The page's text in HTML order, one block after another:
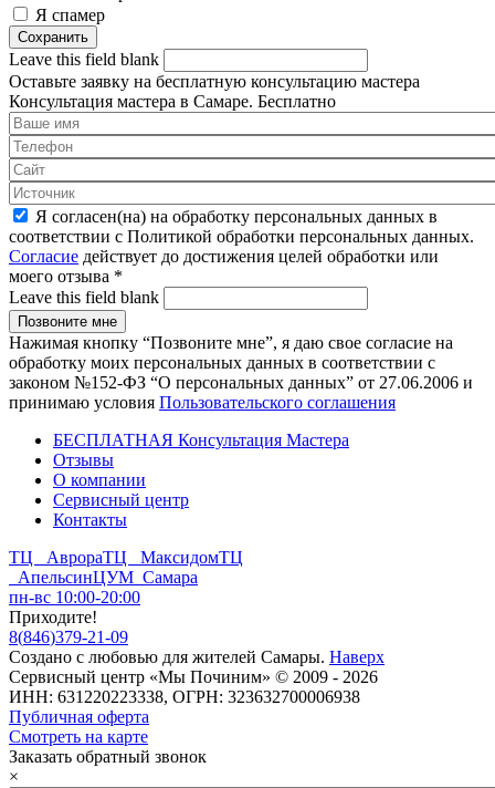
Я спамер
Leave this field blank
Оставьте заявку на бесплатную консультацию мастера
Консультация мастера в Самаре. Бесплатно
Я согласен(на) на обработку персональных данных в
соответствии с Политикой обработки персональных данных.
Согласие действует до достижения целей обработки или
моего отзыва *
Leave this field blank
Нажимая кнопку “Позвоните мне”, я даю свое согласие на
обработку моих персональных данных в соответствии с
законом №152-ФЗ “О персональных данных” от 27.06.2006 и
принимаю условия Пользовательского соглашения
БЕСПЛАТНАЯ Консультация Мастера
Отзывы
О компании
Сервисный центр
Контакты
ТЦ АврораТЦ МаксидомТЦ
АпельсинЦУМ Самара
пн-вс 10:00-20:00
Приходите!
8(846)379-21-09
Создано с любовью для жителей Самары. Наверх
Сервисный центр «Мы Починим» © 2009 - 2026
ИНН: 631220223338, ОГРН: 323632700006938
Публичная оферта
Смотреть на карте
Заказать обратный звонок
×